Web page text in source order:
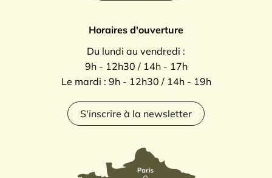
Horaires d'ouverture
Du lundi au vendredi :
9h - 12h30 / 14h - 17h
Le mardi : 9h - 12h30 / 14h - 19h
S'inscrire à la newsletter